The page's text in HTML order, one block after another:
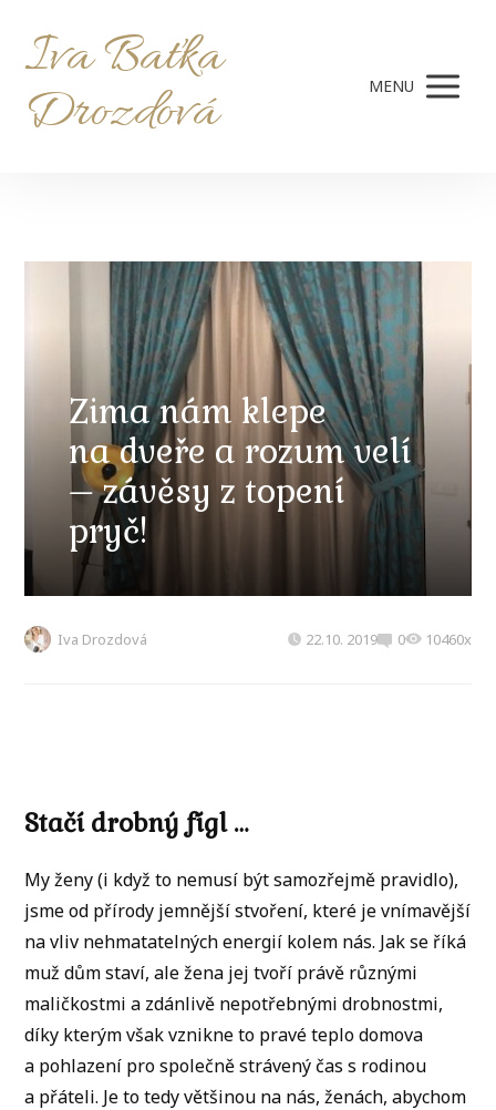
Iva Baťka
Drozdová MENU
Zima nám klepe
na dveře a rozum velí
– závěsy z topení
pryč!
Iva Drozdová 22.10. 2019 0 10460x
Stačí drobný fígl …
My ženy (i když to nemusí být samozřejmě pravidlo),
jsme od přírody jemnější stvoření, které je vnímavější
na vliv nehmatatelných energií kolem nás. Jak se říká
muž dům staví, ale žena jej tvoří právě různými
maličkostmi a zdánlivě nepotřebnými drobnostmi,
díky kterým však vznikne to pravé teplo domova
a pohlazení pro společně strávený čas s rodinou
a přáteli. Je to tedy většinou na nás, ženách, abychom